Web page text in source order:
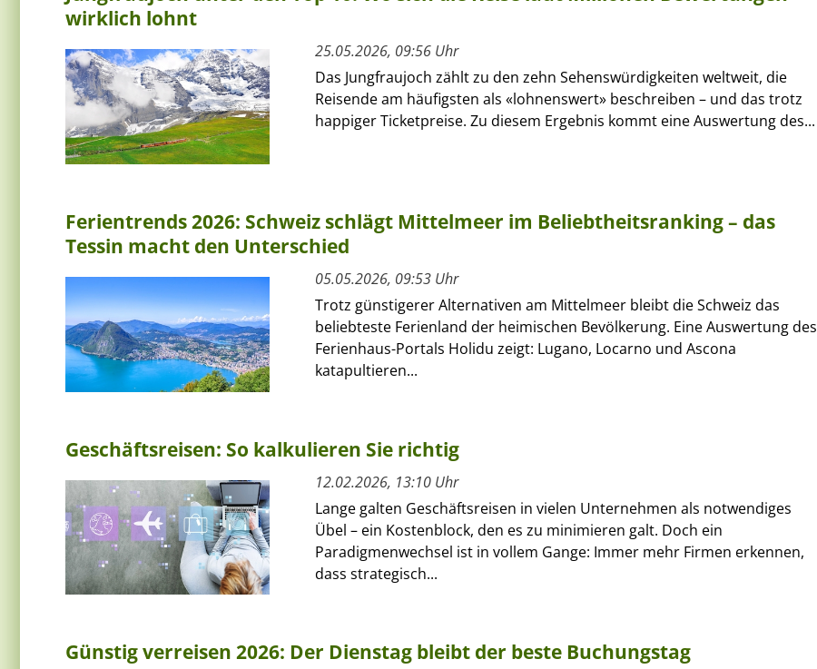
wirklich lohnt
25.05.2026, 09:56 Uhr
Das Jungfraujoch zählt zu den zehn Sehenswürdigkeiten weltweit, die
Reisende am häufigsten als «lohnenswert» beschreiben – und das trotz
happiger Ticketpreise. Zu diesem Ergebnis kommt eine Auswertung des...
Ferientrends 2026: Schweiz schlägt Mittelmeer im Beliebtheitsranking – das
Tessin macht den Unterschied
05.05.2026, 09:53 Uhr
Trotz günstigerer Alternativen am Mittelmeer bleibt die Schweiz das
beliebteste Ferienland der heimischen Bevölkerung. Eine Auswertung des
Ferienhaus-Portals Holidu zeigt: Lugano, Locarno und Ascona
katapultieren...
Geschäftsreisen: So kalkulieren Sie richtig
12.02.2026, 13:10 Uhr
Lange galten Geschäftsreisen in vielen Unternehmen als notwendiges
Übel – ein Kostenblock, den es zu minimieren galt. Doch ein
Paradigmenwechsel ist in vollem Gange: Immer mehr Firmen erkennen,
dass strategisch...
Günstig verreisen 2026: Der Dienstag bleibt der beste Buchungstag